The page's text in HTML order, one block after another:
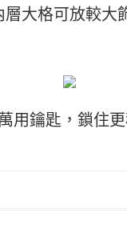
層大格可放較大
用鑰匙，鎖住